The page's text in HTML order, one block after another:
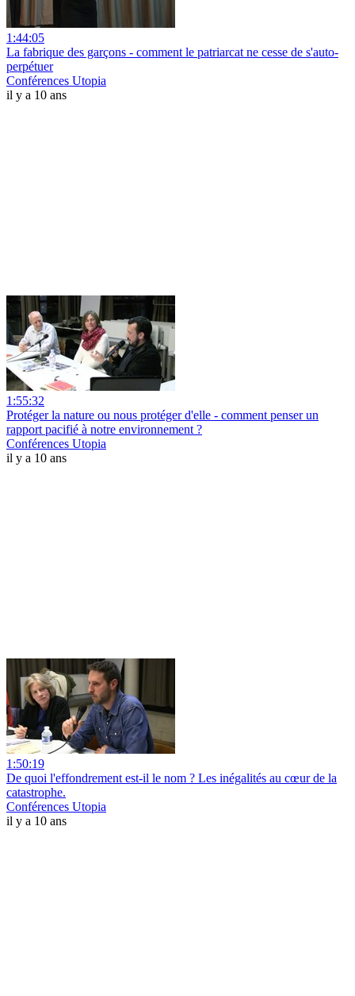
1:44:05
La fabrique des garçons - comment le patriarcat ne cesse de s'auto-
perpétuer
Conférences Utopia
il y a 10 ans
1:55:32
Protéger la nature ou nous protéger d'elle - comment penser un
rapport pacifié à notre environnement ?
Conférences Utopia
il y a 10 ans
1:50:19
De quoi l'effondrement est-il le nom ? Les inégalités au cœur de la
catastrophe.
Conférences Utopia
il y a 10 ans